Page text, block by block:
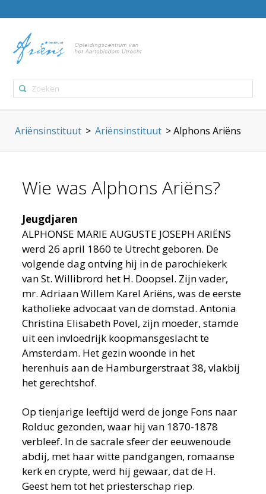
Ariënsinstituut > Ariënsinstituut >Alphons Ariëns
Wie was Alphons Ariëns?
Jeugdjaren
ALPHONSE MARIE AUGUSTE JOSEPH ARIËNS
werd 26 april 1860 te Utrecht geboren. De
volgende dag ontving hij in de parochiekerk
van St. Willibrord het H. Doopsel. Zijn vader,
mr. Adriaan Willem Karel Ariëns, was de eerste
katholieke advocaat van de domstad. Antonia
Christina Elisabeth Povel, zijn moeder, stamde
uit een invloedrijk koopmansgeslacht te
Amsterdam. Het gezin woonde in het
herenhuis aan de Hamburgerstraat 38, vlakbij
het gerechtshof.
Op tienjarige leeftijd werd de jonge Fons naar
Rolduc gezonden, waar hij van 1870-1878
verbleef. In de sacrale sfeer der eeuwenoude
abdij, met haar witte pandgangen, romaanse
kerk en crypte, werd hij gewaar, dat de H.
Geest hem tot het priesterschap riep.